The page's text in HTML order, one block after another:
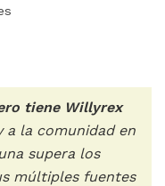
tiene Willyrex
a la comunidad en
supera los
múltiples fuentes